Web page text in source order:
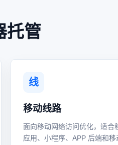
托管
线
移动线路
面向移动网络访问优化，适合
应用、小程序、APP 后端和移